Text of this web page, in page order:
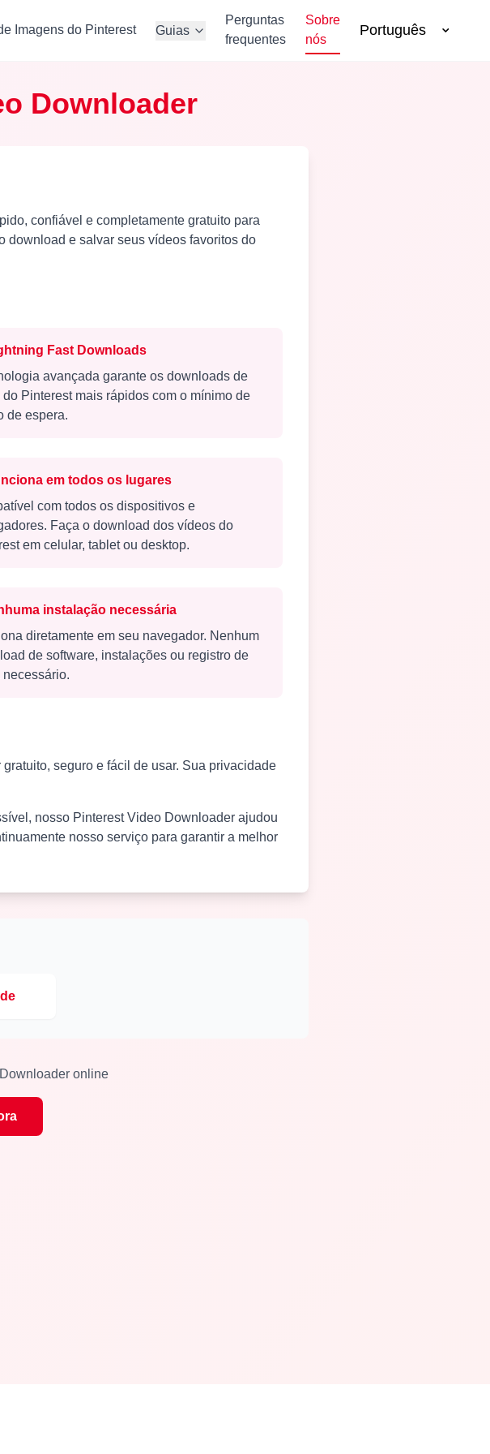
Imagens do Pinterest Guias
Perguntas
frequentes
Sobre
nós
Português
Downloader
confiável e completamente gratuito para
download e salvar seus vídeos favoritos do
Fast Downloads
avançada garante os downloads de
do Pinterest mais rápidos com o mínimo de
de espera.
em todos os lugares
com todos os dispositivos e
Faça o download dos vídeos do
em celular, tablet ou desktop.
instalação necessária
diretamente em seu navegador. Nenhum
de software, instalações ou registro de
necessário.
seguro e fácil de usar. Sua privacidade
nosso Pinterest Video Downloader ajudou
nosso serviço para garantir a melhor
online